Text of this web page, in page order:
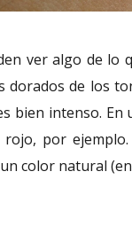
ver algo de lo
dorados de los
bien intenso. En
rojo, por
color natural